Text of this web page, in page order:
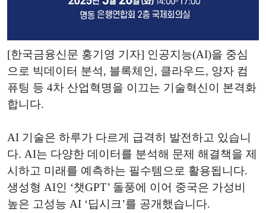
[한국금융신문 홍기영 기자] 인공지능(AI)을 중심
으로 빅데이터 분석, 블록체인, 클라우드, 양자 컴
퓨팅 등 4차 산업혁명을 이끄는 기술혁신이 본격화
합니다.
AI 기술은 하루가 다르게 급격히 발전하고 있습니
다. AI는 다양한 데이터를 분석해 문제 해결책을 제
시하고 미래를 예측하는 필수템으로 활용됩니다.
생성형 AI인 ‘챗GPT’ 돌풍에 이어 중국은 가성비
높은 고성능 AI ‘딥시크’를 공개했습니다.